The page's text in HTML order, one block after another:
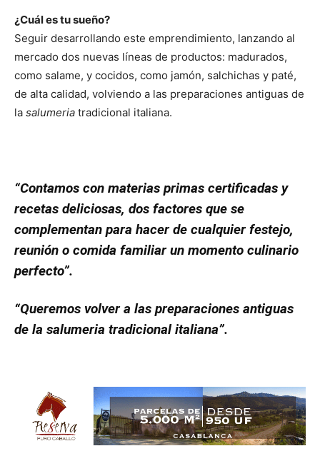
¿Cuál es tu sueño?
Seguir desarrollando este emprendimiento, lanzando al
mercado dos nuevas líneas de productos: madurados,
como salame, y cocidos, como jamón, salchichas y paté,
de alta calidad, volviendo a las preparaciones antiguas de
la salumeria tradicional italiana.
“Contamos con materias primas certificadas y
recetas deliciosas, dos factores que se
complementan para hacer de cualquier festejo,
reunión o comida familiar un momento culinario
perfecto”.
“Queremos volver a las preparaciones antiguas
de la salumeria tradicional italiana”.